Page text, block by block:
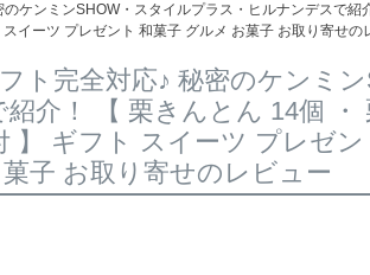
ケンミンSHOW・スタイルプラス・ヒルナンデスで紹
イーツ プレゼント 和菓子 グルメ お菓子 お取り寄せの
ト完全対応♪ 秘密のケンミ
介！ 【 栗きんとん 14個 ・
】 ギフト スイーツ プレゼ
菓子 お取り寄せのレビュー